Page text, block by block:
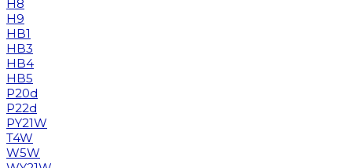
H8
H9
HB1
HB3
HB4
HB5
P20d
P22d
PY21W
T4W
W5W